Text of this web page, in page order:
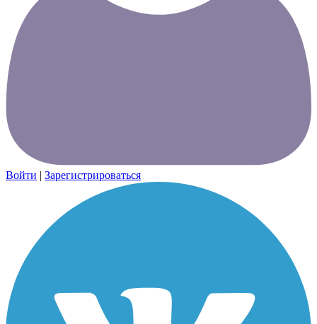
Войти | Зарегистрироваться